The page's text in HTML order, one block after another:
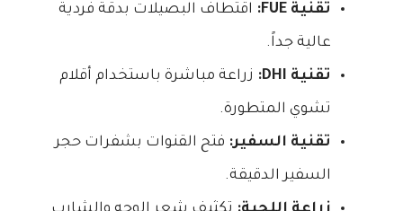
تقنية FUE: اقتطاف البصيلات بدقة فردية
عالية جداً.
تقنية DHI: زراعة مباشرة باستخدام أقلام
تشوي المتطورة.
تقنية السفير: فتح القنوات بشفرات حجر
السفير الدقيقة.